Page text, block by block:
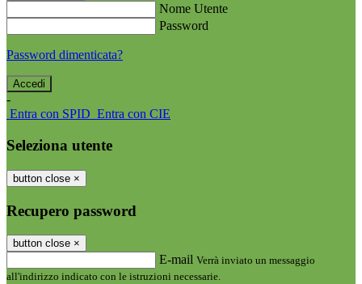
Nome Utente
Password
Password dimenticata?
-
Entra con SPID Entra con CIE
Seleziona utente
button close ×
Recupero password
button close ×
E-mail Verrà inviato un messaggio
all'indirizzo indicato con le istruzioni necessarie.